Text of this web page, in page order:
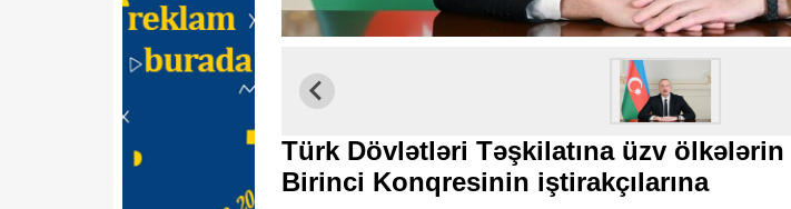
Türk Dövlətləri Təşkilatına üzv ölkələrin
Birinci Konqresinin iştirakçılarına